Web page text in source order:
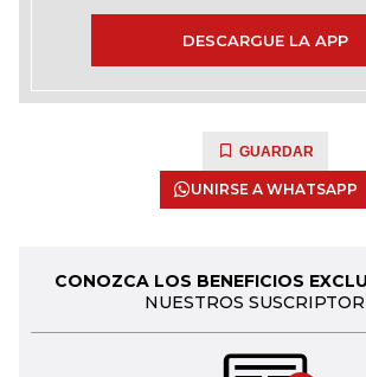
DESCARGUE LA APP
GUARDAR
UNIRSE A WHATSAPP
CONOZCA LOS BENEFICIOS
NUESTROS